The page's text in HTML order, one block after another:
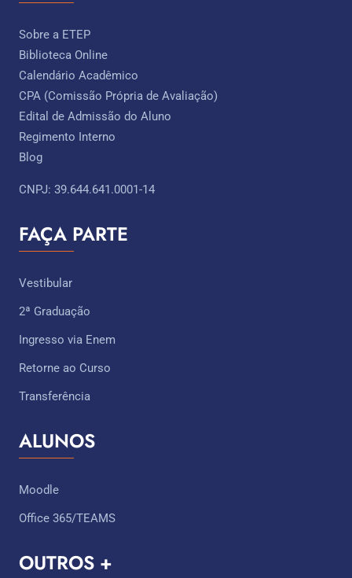
Sobre a ETEP
Biblioteca Online
Calendário Acadêmico
CPA (Comissão Própria de Avaliação)
Edital de Admissão do Aluno
Regimento Interno
Blog
CNPJ: 39.644.641.0001-14
FAÇA PARTE
Vestibular
2ª Graduação
Ingresso via Enem
Retorne ao Curso
Transferência
ALUNOS
Moodle
Office 365/TEAMS
OUTROS +